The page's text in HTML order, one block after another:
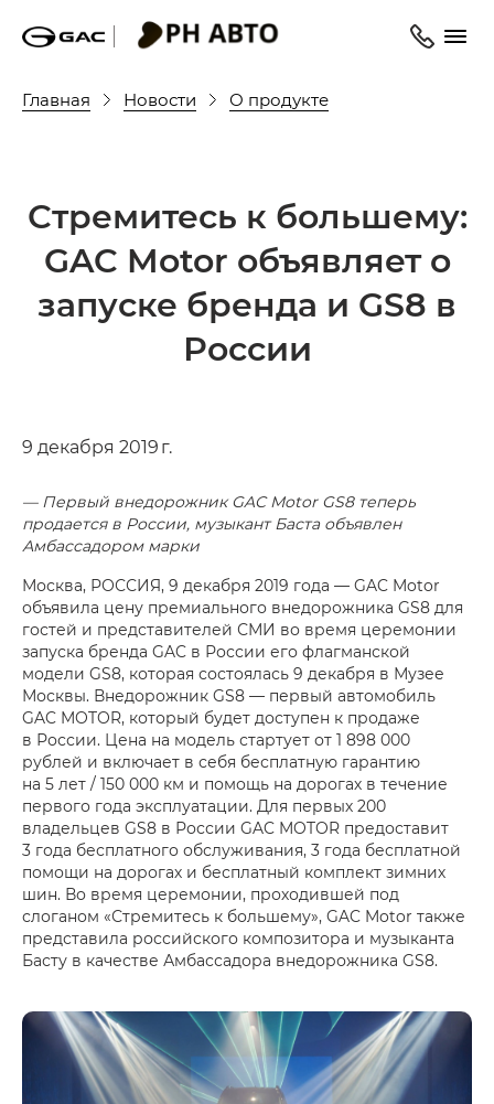
Главная Новости О продукте
Стремитесь к большему:
GAC Motor объявляет о
запуске бренда и GS8 в
России
9 декабря 2019 г.
— Первый внедорожник GAC Motor GS8 теперь
продается в России, музыкант Баста объявлен
Амбассадором марки
Москва, РОССИЯ, 9 декабря 2019 года — GAC Motor
объявила цену премиального внедорожника GS8 для
гостей и представителей СМИ во время церемонии
запуска бренда GAC в России его флагманской
модели GS8, которая состоялась 9 декабря в Музее
Москвы. Внедорожник GS8 — первый автомобиль
GAC MOTOR, который будет доступен к продаже
в России. Цена на модель стартует от 1 898 000
рублей и включает в себя бесплатную гарантию
на 5 лет / 150 000 км и помощь на дорогах в течение
первого года эксплуатации. Для первых 200
владельцев GS8 в России GAC MOTOR предоставит
3 года бесплатного обслуживания, 3 года бесплатной
помощи на дорогах и бесплатный комплект зимних
шин. Во время церемонии, проходившей под
слоганом «Стремитесь к большему», GAC Motor также
представила российского композитора и музыканта
Басту в качестве Амбассадора внедорожника GS8.